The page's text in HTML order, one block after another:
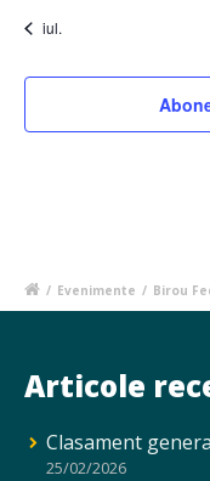
iul.
/ Evenimente / Birou
Articole
Clasament
25/02/2026